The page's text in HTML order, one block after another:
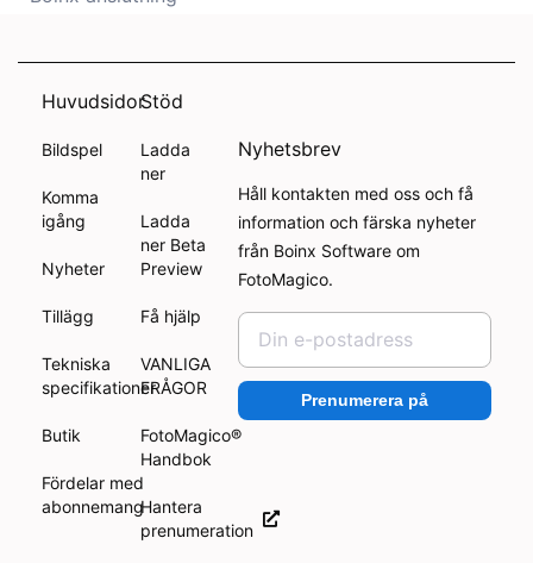
Huvudsidor
Bildspel
Komma
igång
Nyheter
Tillägg
Tekniska
specifikationer
Butik
Fördelar med
abonnemang
Stöd
Ladda
ner
Ladda
ner Beta
Preview
Få hjälp
VANLIGA
FRÅGOR
FotoMagico®
Handbok
Hantera
prenumeration
Nyhetsbrev
Håll kontakten med oss och få
information och färska nyheter
från Boinx Software om
FotoMagico.
Prenumerera på